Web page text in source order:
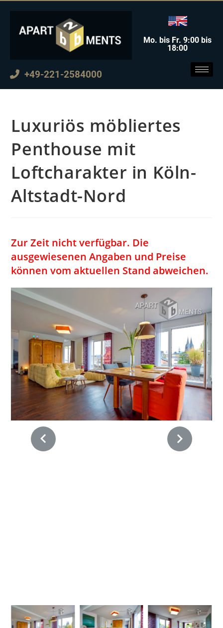
+49-221-2584000
Mo. bis Fr. 9:00 bis
18:00
Luxuriös möbliertes
Penthouse mit
Loftcharakter in Köln-
Altstadt-Nord
Zur Zeit nicht verfügbar. Die
ausgewiesenen Angaben und Preise
können vom aktuellen Stand abweichen.